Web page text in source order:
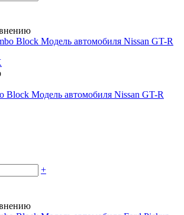
Block Модель автомобиля Nissan GT-R
+